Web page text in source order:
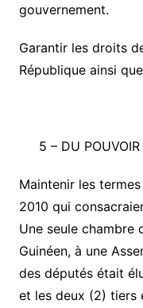
gouvernement.
Garantir les droits
République ainsi
5 – DU
Maintenir les
2010 qui
Une seule chambre
Guinéen, à une
des députés était
et les deux (2) tiers